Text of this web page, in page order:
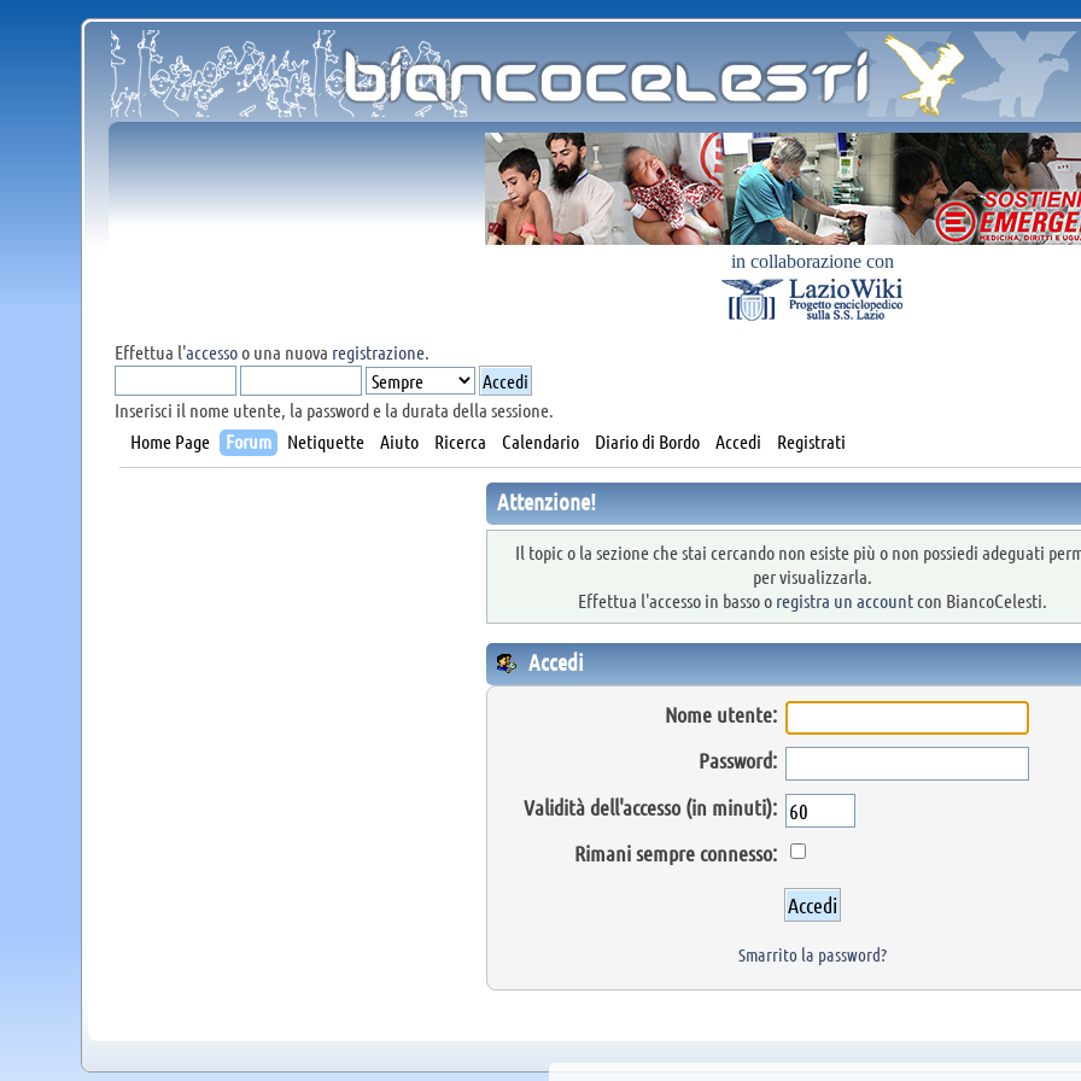
in collaborazione con
Effettua l'accessoo una nuova registrazione.
Inserisci il nome utente, la password e la durata della sessione.
Home Page
Forum Netiquette Aiuto Ricerca Calendario Diario di Bordo Accedi Registrati
Attenzione!
Il topic o la sezione che stai cercando non esiste più o non possiedi adeguati
per visualizzarla.
Effettua l'accesso in basso o registra un accountcon BiancoCelesti.
Accedi
Nome utente:
Password:
Validità dell'accesso (in minuti):
Rimani sempre connesso:
Smarrito la password?